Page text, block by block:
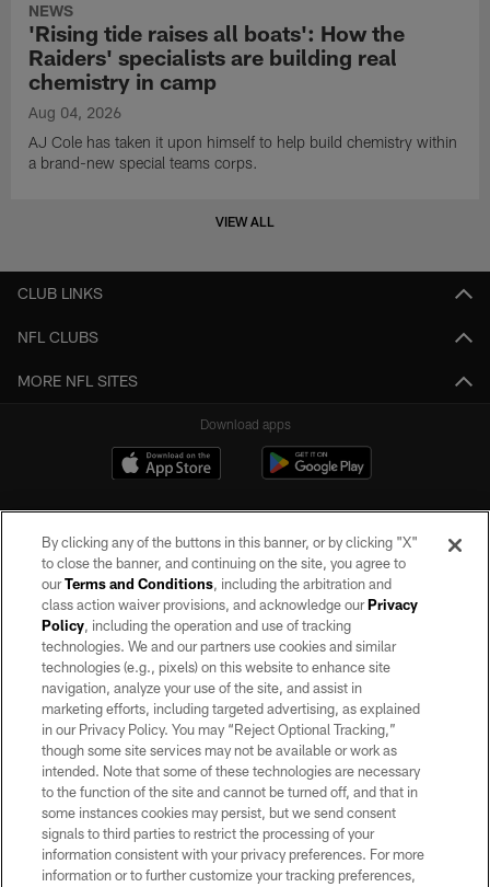
NEWS
'Rising tide raises all boats': How the
Raiders' specialists are building real
chemistry in camp
Aug 04, 2026
AJ Cole has taken it upon himself to help build chemistry within
a brand-new special teams corps.
VIEW ALL
CLUB LINKS
NFL CLUBS
MORE NFL SITES
Download apps
©2026 by the Las Vegas Raiders. All rights reserved. No portion of this site
may be reproduced without the express written permission of the Las Vegas
Raiders.
PRIVACY POLICY
TERMS OF SERVICE
ACCESSIBILITY
AD CHOICES
YOUR PRIVACY CHOICES
COOKIE SETTINGS
By clicking any of the buttons in this banner, or by clicking "X"
to close the banner, and continuing on the site, you agree to
ourTerms and Conditions, including the arbitration and
class action waiver provisions, and acknowledge ourPrivacy
Policy, including the operation and use of tracking
technologies. We and our partners use cookies and similar
technologies (e.g., pixels) on this website to enhance site
navigation, analyze your use of the site, and assist in
marketing efforts, including targeted advertising, as explained
in our Privacy Policy. You may “Reject Optional Tracking,”
though some site services may not be available or work as
intended. Note that some of these technologies are necessary
to the function of the site and cannot be turned off, and that in
some instances cookies may persist, but we send consent
signals to third parties to restrict the processing of your
information consistent with your privacy preferences. For more
information or to further customize your tracking preferences,